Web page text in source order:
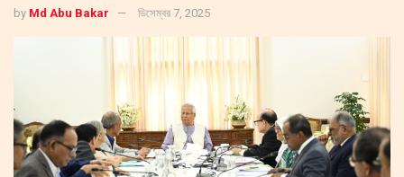
by Md Abu Bakar ডিসেম্বর 7, 2025